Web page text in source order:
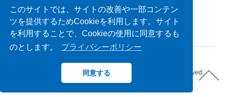
このサイトでは、サイトの改善や一部コンテン
ツを提供するためCookieを利用します。サイト
を利用することで、Cookieの使用に同意するも
のとします。
プライバシーポリシー
同意する
横浜市中区不老町1丁目1番地5号 横浜東芝ビル7F
TEL 045-662-1335 FAX 045-662-1847
Copyright © 2026 TOSBAC SYSTEMS CO .LTD. All Rights Reserved.